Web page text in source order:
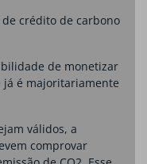
crédito de carbono
de monetizar
é majoritariamente
válidos, a
comprovar